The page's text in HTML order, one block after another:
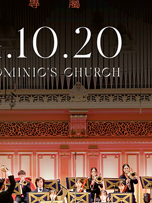
12/11
Macao Virtuosi CD Premiere
Concert『Dancing Strings』
11/23
澳門青年交響樂團協會 2012年度會員大會
11/22 青交11月23日辦公時間至下午17:00
10/25 澳門青年交響樂團現正招收團員
10/23 重陽節青交開放時間
09/21 ABRSM 2013 Dates and fees Music exams
09/16 Macau New Generation Musician Concert
2012
09/14
07/27 Sounds from Germany
07/02
2nd Music Festival
頁 ..78910111213 下一頁